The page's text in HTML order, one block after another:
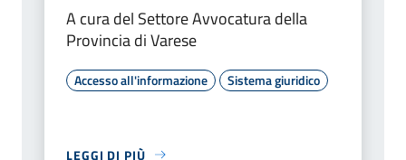
A cura del Settore Avvocatura della
Provincia di Varese
Accesso all'informazione Sistema giuridico
LEGGI DI PIÙ